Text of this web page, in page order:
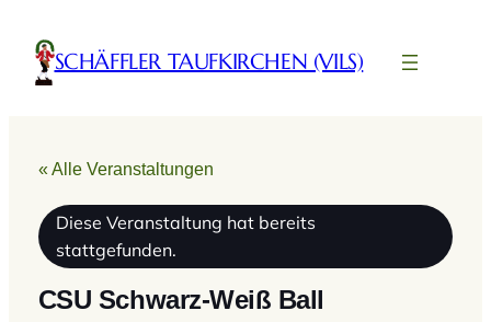
SCHÄFFLER TAUFKIRCHEN (VILS)
« Alle Veranstaltungen
Diese Veranstaltung hat bereits
stattgefunden.
CSU Schwarz-Weiß Ball